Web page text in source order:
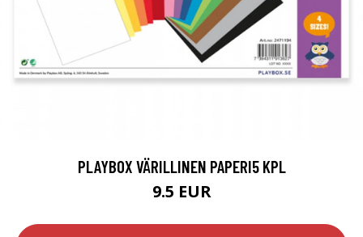
PLAYBOX VÄRILLINEN PAPERI5 KPL
9.5 EUR